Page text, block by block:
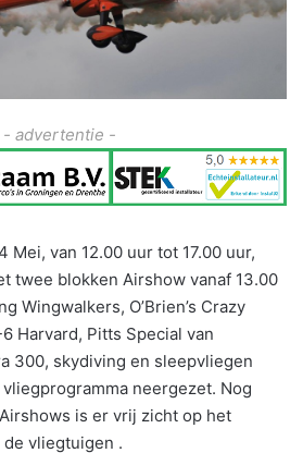
- advertentie -
Mei, van 12.00 uur tot 17.00 uur,
twee blokken Airshow vanaf 13.00
Wingwalkers, O’Brien’s Crazy
Harvard, Pitts Special van
300, skydiving en sleepvliegen
neergezet. Nog
is er vrij zicht op het
vliegtuigen .